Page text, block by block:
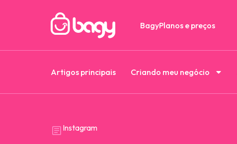
BagyPlanos e preços
Artigos principais Criando meu negócio
Instagram